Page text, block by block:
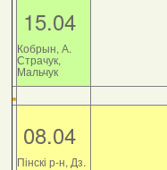
15.04
Кобрын, А.
Страчук,
Мальчук
08.04
Пінскі р-н, Дз.